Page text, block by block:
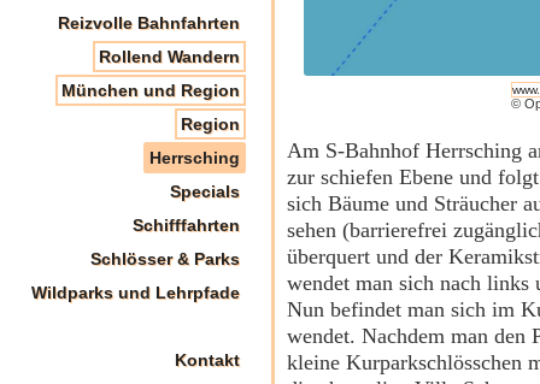
Reizvolle Bahnfahrten
Rollend Wandern
München und Region
Region
Herrsching
Specials
Schifffahrten
Schlösser & Parks
Wildparks und Lehrpfade
Kontakt
©
Am S-Bahnhof Herrsching
zur schiefen Ebene und
sich Bäume und Sträucher
sehen (barrierefrei
überquert und der
wendet man sich nach links
Nun befindet man sich im
wendet. Nachdem man den
kleine Kurparkschlösschen